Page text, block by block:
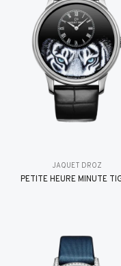
JAQUET DROZ
PETITE HEURE MINUTE